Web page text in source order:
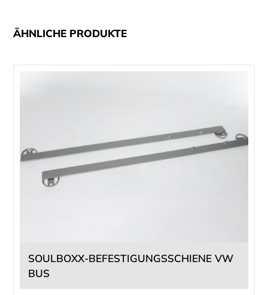
ÄHNLICHE PRODUKTE
SOULBOXX-BEFESTIGUNGSSCHIENE VW
BUS